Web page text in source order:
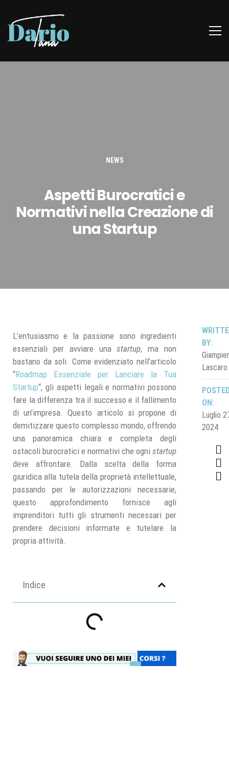
NEWS
Aspetti Burocratici e
Normativi nella Creazione di
una Startup
L’entusiasmo e la passione sono ingredienti
essenziali per avviare unastartup, ma non
bastano da soli. Come evidenziato nell’articolo
“Roadmap Essenziale per Lanciare la Tua
Startup“, gli aspetti legali e normativi possono
fare la differenza tra il successo e il fallimento
di un’impresa. Questo articolo si propone di
demitizzare questo complesso mondo, offrendo
una panoramica chiara e completa degli
ostacoli burocratici e normativi che ogni startup
deve affrontare. Dalla scelta della forma
giuridica alla tutela della proprietà intellettuale,
passando per le autorizzazioni necessarie,
questo approfondimento fornisce agli
imprenditori tutti gli strumenti necessari per
prendere decisioni informate e tutelare la
propria attività.
Indice
BY:
Lascaro
ON:
Luglio
2024